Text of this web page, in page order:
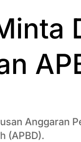
Anggaran
(APBD).